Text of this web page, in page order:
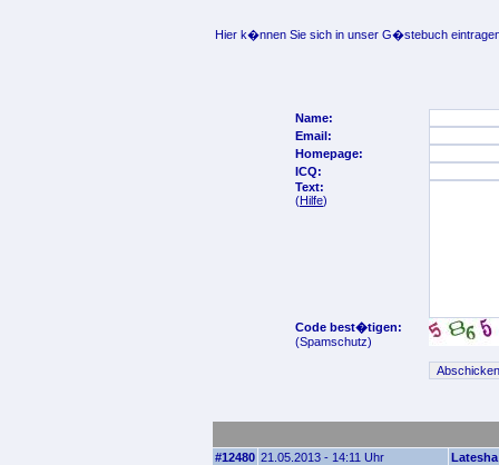
Hier k�nnen Sie sich in unser G�stebuch
Name:
Email:
Homepage:
ICQ:
Text:
(Hilfe)
Code best�tigen:
(Spamschutz)
#12480 21.05.2013 - 14:11 Uhr Latesha